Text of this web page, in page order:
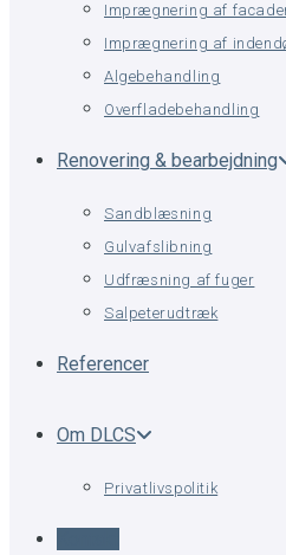
Imprægnering af
Imprægnering af
Algebehandling
Overfladebehandling
Renovering & bearbejdning
Sandblæsning
Gulvafslibning
Udfræsning af fuger
Salpeterudtræk
Referencer
Om DLCS
Privatlivspolitik